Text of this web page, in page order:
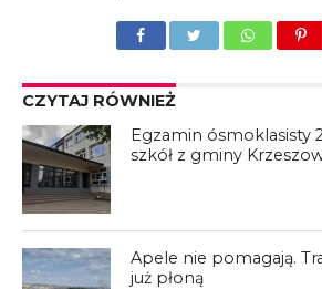
CZYTAJ RÓWNIEŻ
Egzamin ósmoklasisty
szkół z gminy
Apele nie pomagają.
już płoną